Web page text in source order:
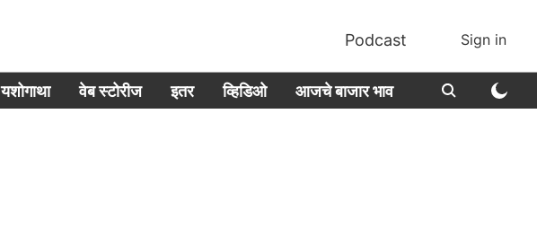
Podcast Sign in
यशोगाथा वेब स्टोरीज इतर व्हिडिओ आजचे बाजार भाव